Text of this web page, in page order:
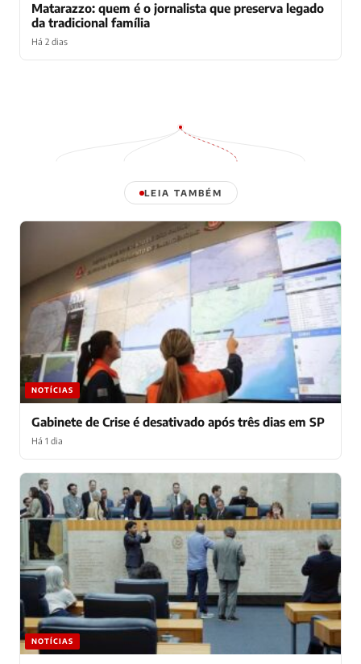
Matarazzo: quem é o jornalista que preserva legado
da tradicional família
Há 2 dias
LEIA TAMBÉM
NOTÍCIAS
Gabinete de Crise é desativado após três dias em SP
Há 1 dia
NOTÍCIAS